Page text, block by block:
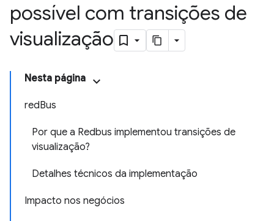
possível com transições de
visualização
Nesta página
redBus
Por que a Redbus implementou transições de
visualização?
Detalhes técnicos da implementação
Impacto nos negócios